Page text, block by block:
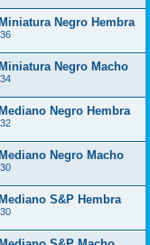
Negro Hembra
Negro Macho
Negro Hembra
Negro Macho
S&P Hembra